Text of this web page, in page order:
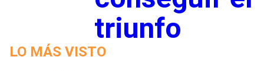
triunfo
LO MÁS VISTO